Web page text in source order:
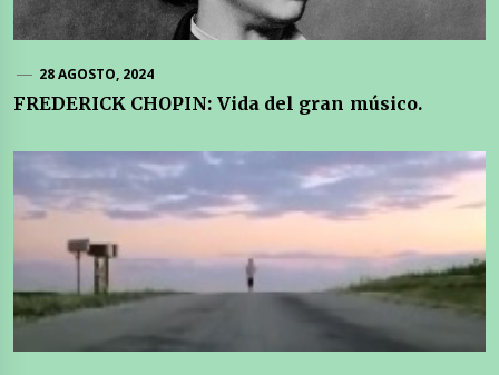
28 AGOSTO, 2024
FREDERICK CHOPIN: Vida del gran músico.